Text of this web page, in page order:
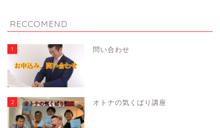
RECCOMEND
1 問い合わせ
2 オトナの気くばり講座